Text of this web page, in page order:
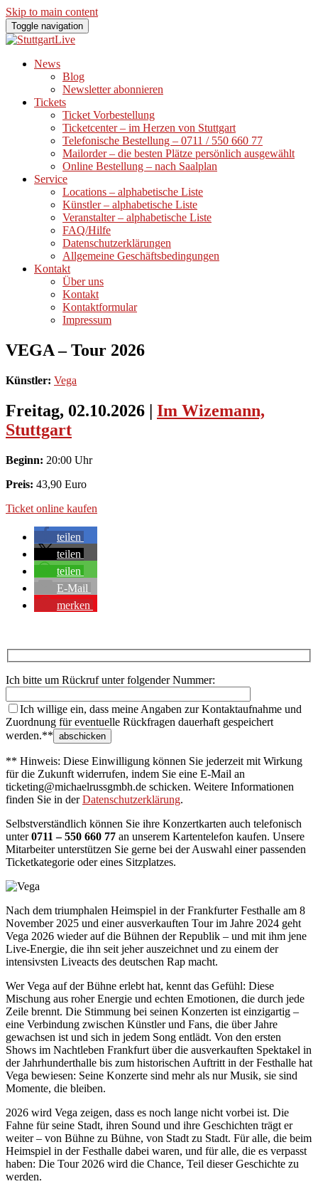
Skip to main content
Toggle navigation
News
Blog
Newsletter abonnieren
Tickets
Ticket Vorbestellung
Ticketcenter – im Herzen von Stuttgart
Telefonische Bestellung – 0711 / 550 660 77
Mailorder – die besten Plätze persönlich ausgewählt
Online Bestellung – nach Saalplan
Service
Locations – alphabetische Liste
Künstler – alphabetische Liste
Veranstalter – alphabetische Liste
FAQ/Hilfe
Datenschutzerklärungen
Allgemeine Geschäftsbedingungen
Kontakt
Über uns
Kontakt
Kontaktformular
Impressum
VEGA – Tour 2026
Künstler: Vega
Freitag, 02.10.2026 | Im Wizemann,
Stuttgart
Beginn: 20:00 Uhr
Preis: 43,90 Euro
Ticket online kaufen
teilen
teilen
teilen
E-Mail
merken
Ich bitte um Rückruf unter folgender Nummer:
Ich willige ein, dass meine Angaben zur Kontaktaufnahme und
Zuordnung für eventuelle Rückfragen dauerhaft gespeichert
werden.**
** Hinweis: Diese Einwilligung können Sie jederzeit mit Wirkung
für die Zukunft widerrufen, indem Sie eine E-Mail an
ticketing@michaelrussgmbh.de schicken. Weitere Informationen
finden Sie in derDatenschutzerklärung.
Selbstverständlich können Sie ihre Konzertkarten auch telefonisch
unter0711 – 550 660 77 an unserem Kartentelefon kaufen. Unsere
Mitarbeiter unterstützen Sie gerne bei der Auswahl einer passenden
Ticketkategorie oder eines Sitzplatzes.
Nach dem triumphalen Heimspiel in der Frankfurter Festhalle am 8
November 2025 und einer ausverkauften Tour im Jahre 2024 geht
Vega 2026 wieder auf die Bühnen der Republik – und mit ihm jene
Live-Energie, die ihn seit jeher auszeichnet und zu einem der
intensivsten Liveacts des deutschen Rap macht.
Wer Vega auf der Bühne erlebt hat, kennt das Gefühl: Diese
Mischung aus roher Energie und echten Emotionen, die durch jede
Zeile brennt. Die Stimmung bei seinen Konzerten ist einzigartig –
eine Verbindung zwischen Künstler und Fans, die über Jahre
gewachsen ist und sich in jedem Song entlädt. Von den ersten
Shows im Nachtleben Frankfurt über die ausverkauften Spektakel in
der Jahrhunderthalle bis zum historischen Auftritt in der Festhalle hat
Vega bewiesen: Seine Konzerte sind mehr als nur Musik, sie sind
Momente, die bleiben.
2026 wird Vega zeigen, dass es noch lange nicht vorbei ist. Die
Fahne für seine Stadt, ihren Sound und ihre Geschichten trägt er
weiter – von Bühne zu Bühne, von Stadt zu Stadt. Für alle, die beim
Heimspiel in der Festhalle dabei waren, und für alle, die es verpasst
haben: Die Tour 2026 wird die Chance, Teil dieser Geschichte zu
werden.